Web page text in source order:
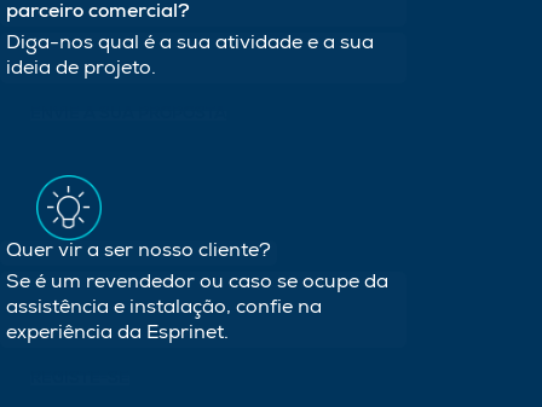
parceiro comercial?
Diga-nos qual é a sua atividade e a sua
ideia de projeto.
Quer vir a ser nosso cliente?
Se é um revendedor ou caso se ocupe da
assistência e instalação, confie na
experiência da Esprinet.